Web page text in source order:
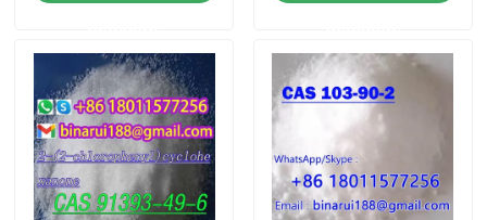
À propos de nous
Visite de l'usine